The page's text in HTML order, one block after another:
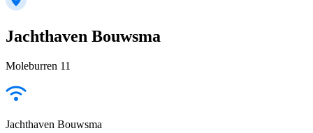
Jachthaven Bouwsma
Moleburren 11
Jachthaven Bouwsma